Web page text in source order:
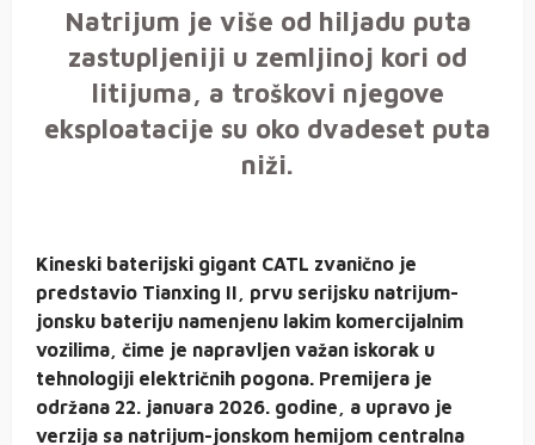
Natrijum je više od hiljadu puta
zastupljeniji u zemljinoj kori od
litijuma, a troškovi njegove
eksploatacije su oko dvadeset puta
niži.
Kineski baterijski gigant CATL zvanično je
predstavio Tianxing II, prvu serijsku natrijum-
jonsku bateriju namenjenu lakim komercijalnim
vozilima, čime je napravljen važan iskorak u
tehnologiji električnih pogona. Premijera je
održana 22. januara 2026. godine, a upravo je
verzija sa natrijum-jonskom hemijom centralna